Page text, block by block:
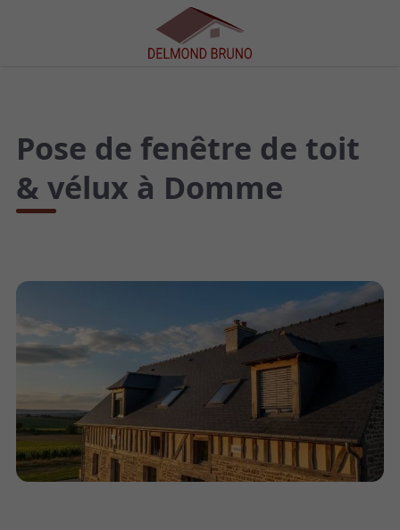
Pose de fenêtre de toit
& vélux à Domme